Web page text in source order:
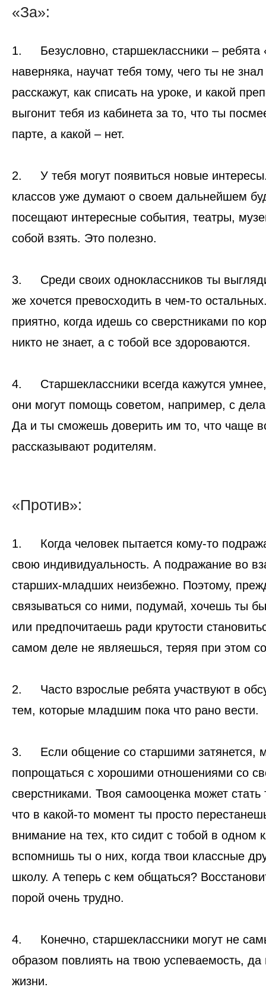
«За»:
1.
Безусловно, старшеклассники –
наверняка, научат тебя тому, чего ты не
расскажут, как списать на уроке, и какой
выгонит тебя из кабинета за то, что ты
парте, а какой – нет.
2.
У тебя могут появиться новые
классов уже думают о своем дальнейшем
посещают интересные события, театры,
собой взять. Это полезно.
3.
Среди своих одноклассников ты
же хочется превосходить в чем-то
приятно, когда идешь со сверстниками по
никто не знает, а с тобой все здороваются.
4.
Старшеклассники всегда кажутся
они могут помощь советом, например, с
Да и ты сможешь доверить им то, что чаще
рассказывают родителям.
«Против»:
1.
Когда человек пытается кому-то
свою индивидуальность. А подражание во
старших-младших неизбежно. Поэтому,
связываться со ними, подумай, хочешь ты
или предпочитаешь ради крутости
самом деле не являешься, теряя при этом
2.
Часто взрослые ребята участвуют в
тем, которые младшим пока что рано вести.
3.
Если общение со старшими затянется,
попрощаться с хорошими отношениями со
сверстниками. Твоя самооценка может стать
что в какой-то момент ты просто
внимание на тех, кто сидит с тобой в одном
вспомнишь ты о них, когда твои классные
школу. А теперь с кем общаться?
порой очень трудно.
4.
Конечно, старшеклассники могут не
образом повлиять на твою успеваемость,
жизни.